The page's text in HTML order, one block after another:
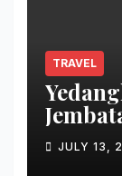
TRAVEL
Danau
JULY 13,